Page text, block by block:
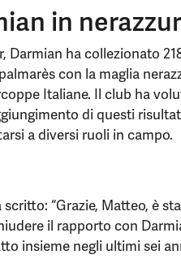
in
Darmian ha collezionato
con la maglia
Italiane. Il club ha
di questi
a diversi ruoli in campo.
scritto: “Grazie, Matteo, è
il rapporto con
insieme negli ultimi sei